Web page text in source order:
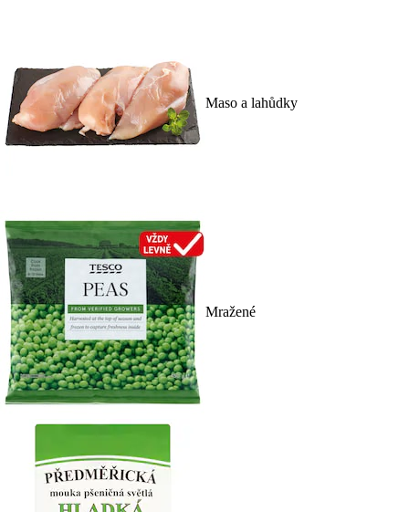
Maso a lahůdky
Mražené